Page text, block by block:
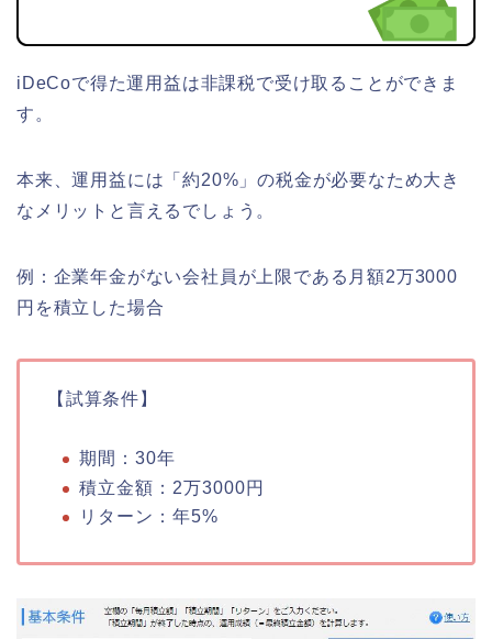
iDeCoで得た運用益は非課税で受け取ることができま
す。
本来、運用益には「約20%」の税金が必要なため大き
なメリットと言えるでしょう。
例：企業年金がない会社員が上限である月額2万3000
円を積立した場合
【試算条件】
期間：30年
積立金額：2万3000円
リターン：年5%